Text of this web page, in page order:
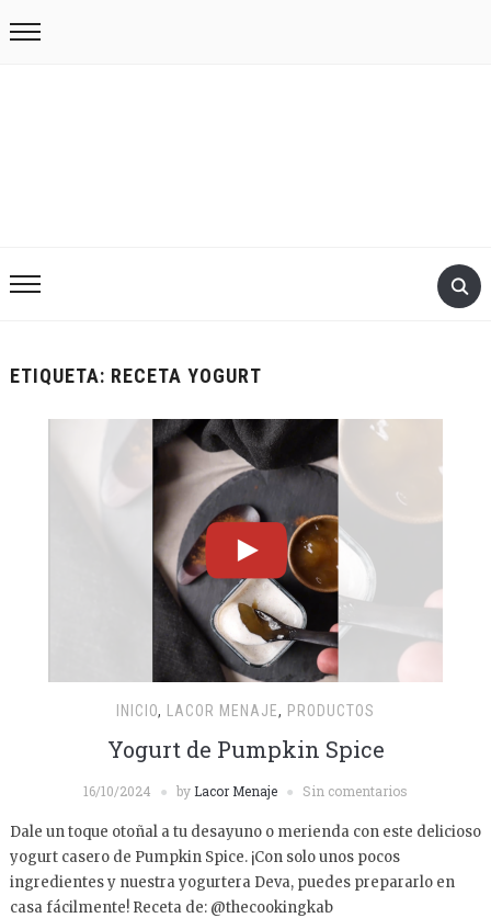
ETIQUETA: RECETA YOGURT
INICIO, LACOR MENAJE, PRODUCTOS
Yogurt de Pumpkin Spice
16/10/2024 by Lacor Menaje Sin comentarios
Dale un toque otoñal a tu desayuno o merienda con este delicioso
yogurt casero de Pumpkin Spice. ¡Con solo unos pocos
ingredientes y nuestra yogurtera Deva, puedes prepararlo en
casa fácilmente! Receta de: @thecookingkab